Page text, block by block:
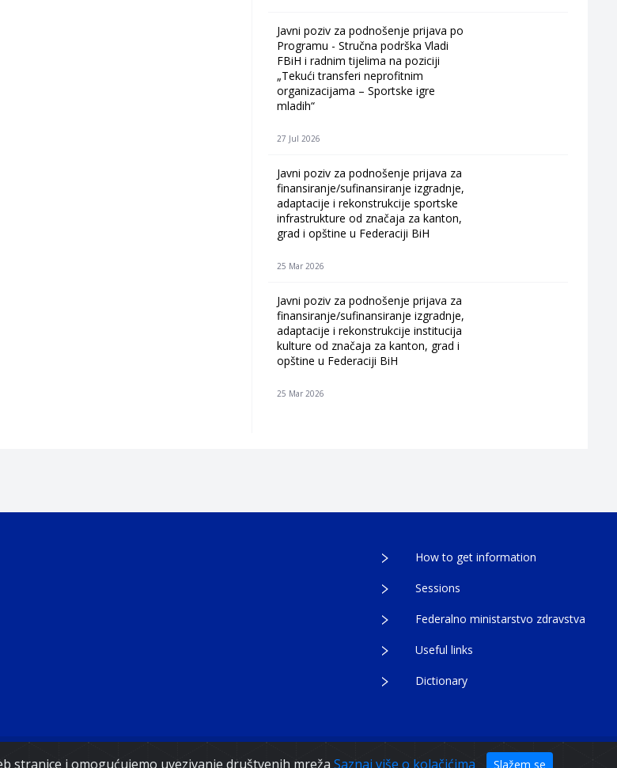
stranice i omogućujemo uvezivanje društvenih mreža Saznaj više o kolačićima Slažem se
Javni poziv za podnošenje prijava po
Programu - Stručna podrška Vladi
FBiH i radnim tijelima na poziciji
„Tekući transferi neprofitnim
organizacijama – Sportske igre
mladih“
27 Jul 2026
Javni poziv za podnošenje prijava za
finansiranje/sufinansiranje izgradnje,
adaptacije i rekonstrukcije sportske
infrastrukture od značaja za kanton,
grad i opštine u Federaciji BiH
25 Mar 2026
Javni poziv za podnošenje prijava za
finansiranje/sufinansiranje izgradnje,
adaptacije i rekonstrukcije institucija
kulture od značaja za kanton, grad i
opštine u Federaciji BiH
25 Mar 2026
How to get information
Sessions
Federalno ministarstvo zdravstva
Useful links
Dictionary
of Federation of Bosnia and Herzegovina